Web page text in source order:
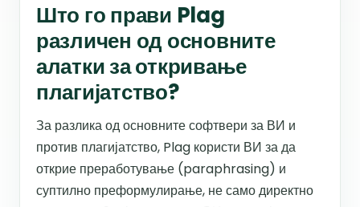
Што го прави Plag
различен од основните
алатки за откривање
плагијатство?
За разлика од основните софтвери за ВИ и
против плагијатство, Plag користи ВИ за да
открие преработување (paraphrasing) и
суптилно преформулирање, не само директно